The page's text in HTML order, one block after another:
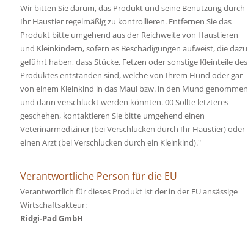
Wir bitten Sie darum, das Produkt und seine Benutzung durch
Ihr Haustier regelmäßig zu kontrollieren. Entfernen Sie das
Produkt bitte umgehend aus der Reichweite von Haustieren
und Kleinkindern, sofern es Beschädigungen aufweist, die dazu
geführt haben, dass Stücke, Fetzen oder sonstige Kleinteile des
Produktes entstanden sind, welche von Ihrem Hund oder gar
von einem Kleinkind in das Maul bzw. in den Mund genommen
und dann verschluckt werden könnten. 00 Sollte letzteres
geschehen, kontaktieren Sie bitte umgehend einen
Veterinärmediziner (bei Verschlucken durch Ihr Haustier) oder
einen Arzt (bei Verschlucken durch ein Kleinkind)."
Verantwortliche Person für die EU
Verantwortlich für dieses Produkt ist der in der EU ansässige
Wirtschaftsakteur:
Ridgi-Pad GmbH